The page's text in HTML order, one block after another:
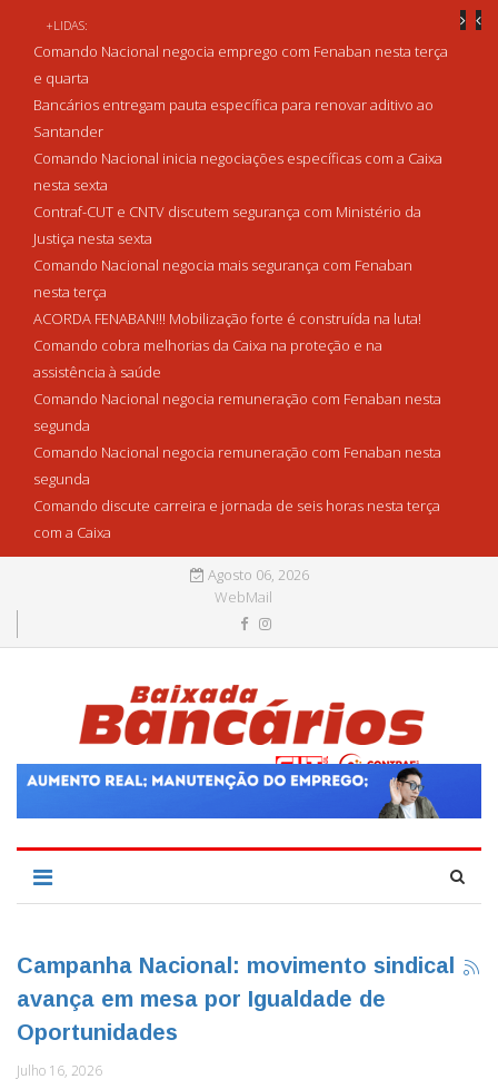
+LIDAS:
Comando Nacional negocia emprego com Fenaban nesta terça
e quarta
Bancários entregam pauta específica para renovar aditivo ao
Santander
Comando Nacional inicia negociações específicas com a Caixa
nesta sexta
Contraf-CUT e CNTV discutem segurança com Ministério da
Justiça nesta sexta
Comando Nacional negocia mais segurança com Fenaban
nesta terça
ACORDA FENABAN!!! Mobilização forte é construída na luta!
Comando cobra melhorias da Caixa na proteção e na
assistência à saúde
Comando Nacional negocia remuneração com Fenaban nesta
segunda
Comando Nacional negocia remuneração com Fenaban nesta
segunda
Comando discute carreira e jornada de seis horas nesta terça
com a Caixa
Agosto 06, 2026
WebMail
Campanha Nacional: movimento sindical
avança em mesa por Igualdade de
Oportunidades
Julho 16, 2026